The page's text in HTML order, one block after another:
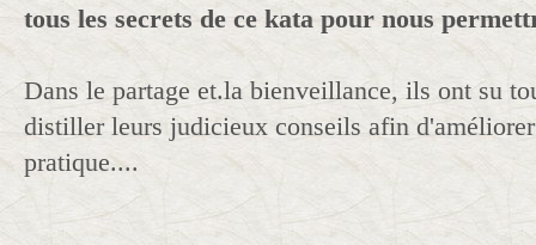
tous les secrets de ce kata pour nous
Dans le partage et.la bienveillance, ils ont su
distiller leurs judicieux conseils afin
pratique....